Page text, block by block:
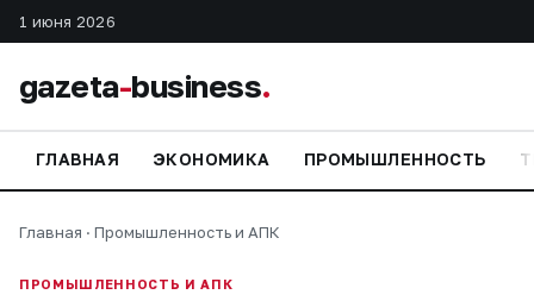
1 июня 2026
gazeta-business.
ГЛАВНАЯ ЭКОНОМИКА ПРОМЫШЛЕННОСТЬ
Главная · Промышленность и АПК
ПРОМЫШЛЕННОСТЬ И АПК